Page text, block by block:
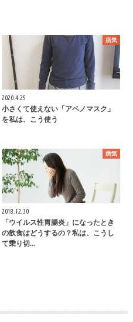
病気
2020.4.25
小さくて使えない「アベノマスク」
を私は、こう使う
病気
2018.12.30
「ウイルス性胃腸炎」になったとき
の飲食はどうするの？私は、こうし
て乗り切…